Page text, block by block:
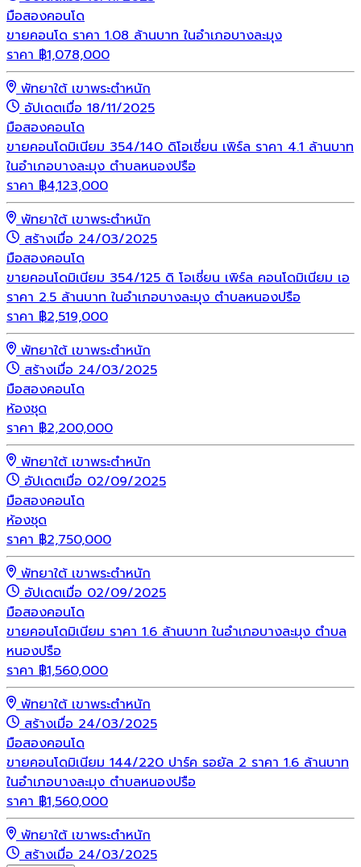
มือสองคอนโด
ขายคอนโด ราคา 1.08 ล้านบาท ในอำเภอบางละมุง
ราคา ฿1,078,000
พัทยาใต้ เขาพระตำหนัก
อัปเดตเมื่อ 18/11/2025
มือสองคอนโด
ขายคอนโดมิเนียม 354/140 ดิโอเชี่ยน เพิร์ล ราคา 4.1 ล้านบาท
ในอำเภอบางละมุง ตำบลหนองปรือ
ราคา ฿4,123,000
พัทยาใต้ เขาพระตำหนัก
สร้างเมื่อ 24/03/2025
มือสองคอนโด
ขายคอนโดมิเนียม 354/125 ดิ โอเชี่ยน เพิร์ล คอนโดมิเนียม เอ
ราคา 2.5 ล้านบาท ในอำเภอบางละมุง ตำบลหนองปรือ
ราคา ฿2,519,000
พัทยาใต้ เขาพระตำหนัก
สร้างเมื่อ 24/03/2025
มือสองคอนโด
ห้องชุด
ราคา ฿2,200,000
พัทยาใต้ เขาพระตำหนัก
อัปเดตเมื่อ 02/09/2025
มือสองคอนโด
ห้องชุด
ราคา ฿2,750,000
พัทยาใต้ เขาพระตำหนัก
อัปเดตเมื่อ 02/09/2025
มือสองคอนโด
ขายคอนโดมิเนียม ราคา 1.6 ล้านบาท ในอำเภอบางละมุง ตำบล
หนองปรือ
ราคา ฿1,560,000
พัทยาใต้ เขาพระตำหนัก
สร้างเมื่อ 24/03/2025
มือสองคอนโด
ขายคอนโดมิเนียม 144/220 ปาร์ค รอยัล 2 ราคา 1.6 ล้านบาท
ในอำเภอบางละมุง ตำบลหนองปรือ
ราคา ฿1,560,000
พัทยาใต้ เขาพระตำหนัก
สร้างเมื่อ 24/03/2025